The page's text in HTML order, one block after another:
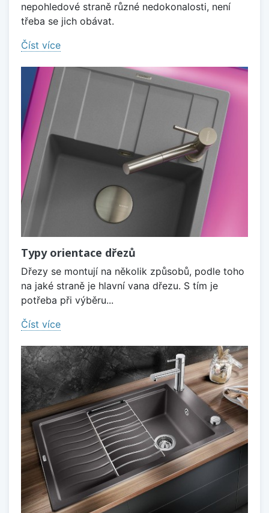
nepohledové straně různé nedokonalosti, není
třeba se jich obávat.
Číst více
Typy orientace dřezů
Dřezy se montují na několik způsobů, podle toho
na jaké straně je hlavní vana dřezu. S tím je
potřeba při výběru...
Číst více